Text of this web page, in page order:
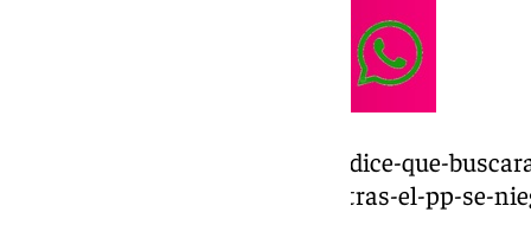
https://www.101tv.es/sanchez-dice-que-
para-el-decreto-omnibus-mientras-el-pp-se-